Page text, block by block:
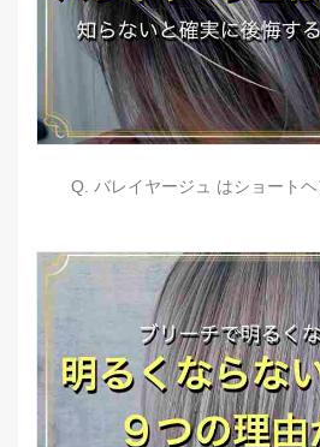
Q. バレイヤージュ はショート